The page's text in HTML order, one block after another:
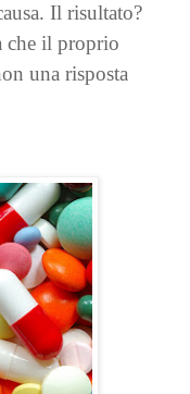
Il risultato?
che il proprio
una risposta